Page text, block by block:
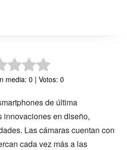
media: 0 | Votos: 0
de última
innovaciones en diseño,
Las cámaras cuentan con
cada vez más a las